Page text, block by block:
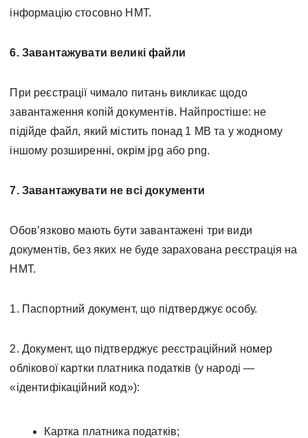
інформацію стосовно НМТ.
6. Завантажувати великі файли
При реєстрації чимало питань викликає щодо
завантаження копій документів. Найпростіше: не
підійде файл, який містить понад 1 МВ та у жодному
іншому розширенні, окрім jpg або png.
7. Завантажувати не всі документи
Обов’язково мають бути завантажені три види
документів, без яких не буде зарахована реєстрація на
НМТ.
1. Паспортний документ, що підтверджує особу.
2. Документ, що підтверджує реєстраційний номер
облікової картки платника податків (у народі —
«ідентифікаційний код»):
Картка платника податків;